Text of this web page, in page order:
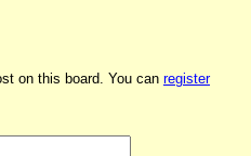
on this board. You can register